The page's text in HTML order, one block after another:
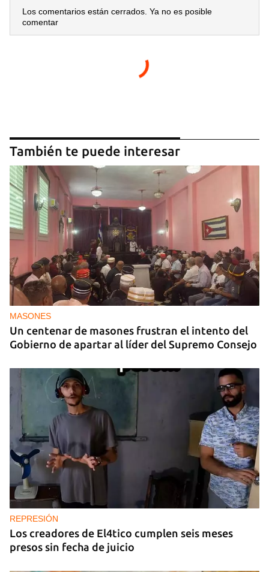
Los comentarios están cerrados. Ya no es posible
comentar
También te puede interesar
MASONES
Un centenar de masones frustran el intento del
Gobierno de apartar al líder del Supremo Consejo
REPRESIÓN
Los creadores de El4tico cumplen seis meses
presos sin fecha de juicio